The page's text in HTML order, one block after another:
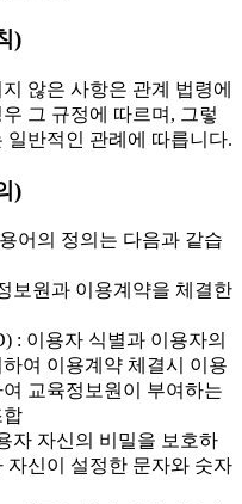
)
않은 사항은 관계 법령에
그 규정에 따르며, 그렇
일반적인 관례에 따릅니다.
)
어의 정의는 다음과 같습
보원과 이용계약을 체결한
: 이용자 식별과 이용자의
여 이용계약 체결시 이용
교육정보원이 부여하는
합
자 자신의 비밀을 보호하
자신이 설정한 문자와 숫자